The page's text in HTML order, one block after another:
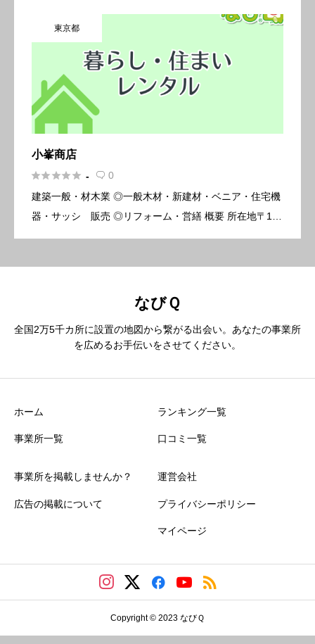
承ります。 基本情報 所在地〒405-0006 山梨県山梨市小
原西 […]
東京都
小峯商店
 -  0
建築一般・材木業 ◎一般木材・新建材・ベニア・住宅機
器・サッシ 販売 ◎リフォーム・営繕 概要 所在地〒190
-0032 東京都立川市上砂町3-52-1 電話番号042-534-53
なびＱ
全国2万5千カ所に設置の地図から繋がる出会い。あなたの事業所
を広めるお手伝いをさせてください。
ホーム
事業所一覧
ランキング一覧
口コミ一覧
事業所を掲載しませんか？
広告の掲載について
運営会社
プライバシーポリシー
マイページ
Copyright © 2023 なびＱ